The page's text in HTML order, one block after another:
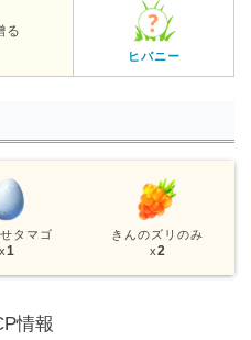
る
ヒバニー
タマゴ
x1
きんのズリのみ
x2
情報